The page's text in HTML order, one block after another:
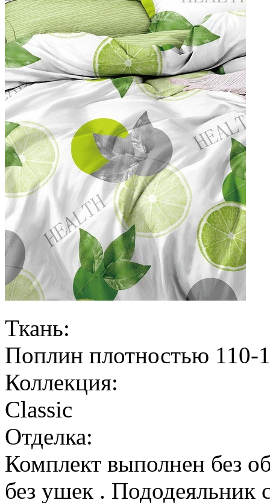
Ткань:
Поплин плотностью 110-
Коллекция:
Classic
Отделка:
Комплект выполнен без
без ушек . Пододеяльник